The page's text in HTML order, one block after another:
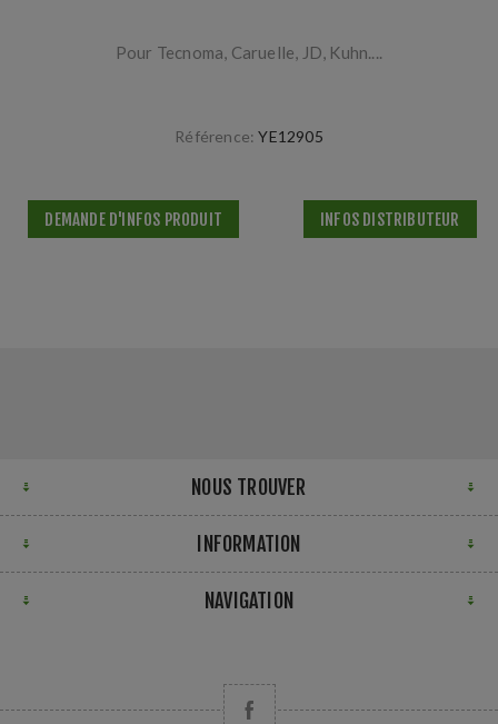
Pour Tecnoma, Caruelle, JD, Kuhn....
Référence: YE12905
DEMANDE D'INFOS PRODUIT INFOS DISTRIBUTEUR
NOUS TROUVER
INFORMATION
NAVIGATION